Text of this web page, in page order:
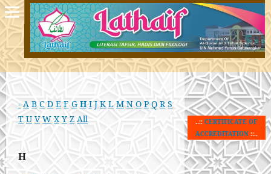
- A B C D E F G H I J K L M N O P Q R S
T U V W X Y Z All
H
..::CERTIFICATE OF
ACCREDITATION::..